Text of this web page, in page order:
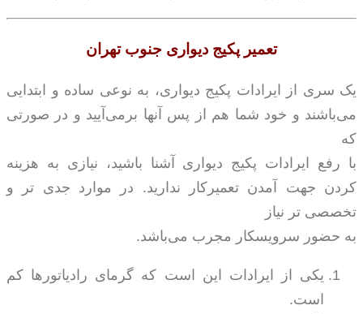
تعمیر پکیج دیواری جنوب تهران
یک سری از ایرادات پکیج دیواری، به نوعی ساده و ابتدایی
می‌باشند و خود شما هم از پس آنها برمی‌آیید و در صورتی
که
با رفع ایرادات پکیج دیواری آشنا باشید، نیازی به هزینه
کردن جهت آمدن تعمیرکار ندارید. در موارد جدی تر و
تخصصی تر نیاز
به حضور سرویسکار مجرب می‌باشد.
یکی از ایرادات این است که گرمای رادیاتورها کم
است.